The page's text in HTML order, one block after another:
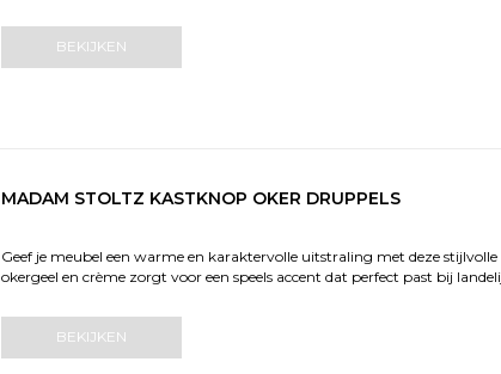
BEKIJKEN
MADAM STOLTZ KASTKNOP OKER DRUPPELS
Geef je meubel een warme en karaktervolle uitstraling met deze
okergeel en crème zorgt voor een speels accent dat perfect past bij
BEKIJKEN